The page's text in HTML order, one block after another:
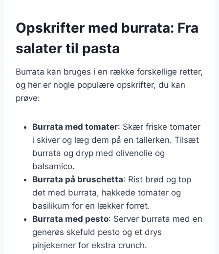
Opskrifter med burrata: Fra
salater til pasta
Burrata kan bruges i en række forskellige retter,
og her er nogle populære opskrifter, du kan
prøve:
Burrata med tomater: Skær friske tomater
i skiver og læg dem på en tallerken. Tilsæt
burrata og dryp med olivenolie og
balsamico.
Burrata på bruschetta: Rist brød og top
det med burrata, hakkede tomater og
basilikum for en lækker forret.
Burrata med pesto: Server burrata med en
generøs skefuld pesto og et drys
pinjekerner for ekstra crunch.